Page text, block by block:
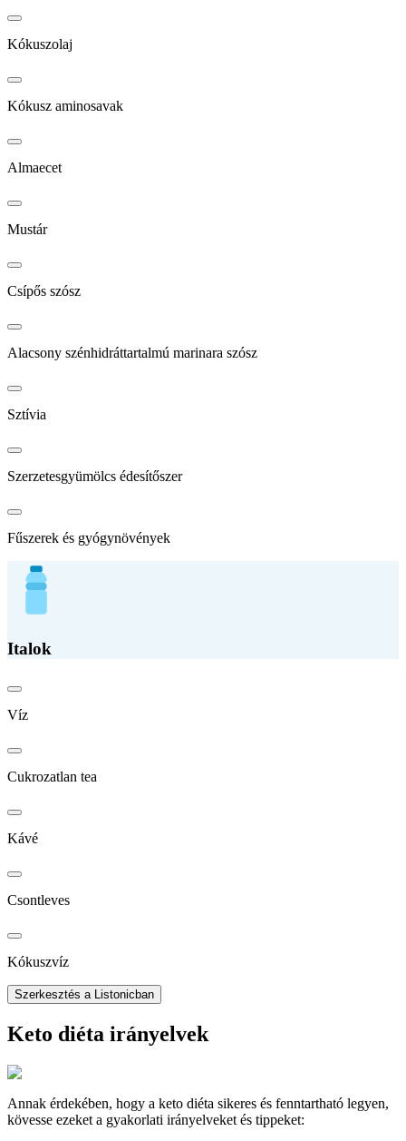
Kókuszolaj
Kókusz aminosavak
Almaecet
Mustár
Csípős szósz
Alacsony szénhidráttartalmú marinara szósz
Sztívia
Szerzetesgyümölcs édesítőszer
Fűszerek és gyógynövények
Italok
Víz
Cukrozatlan tea
Kávé
Csontleves
Kókuszvíz
Szerkesztés a Listonicban
Keto diéta irányelvek
Annak érdekében, hogy a keto diéta sikeres és fenntartható legyen,
kövesse ezeket a gyakorlati irányelveket és tippeket: